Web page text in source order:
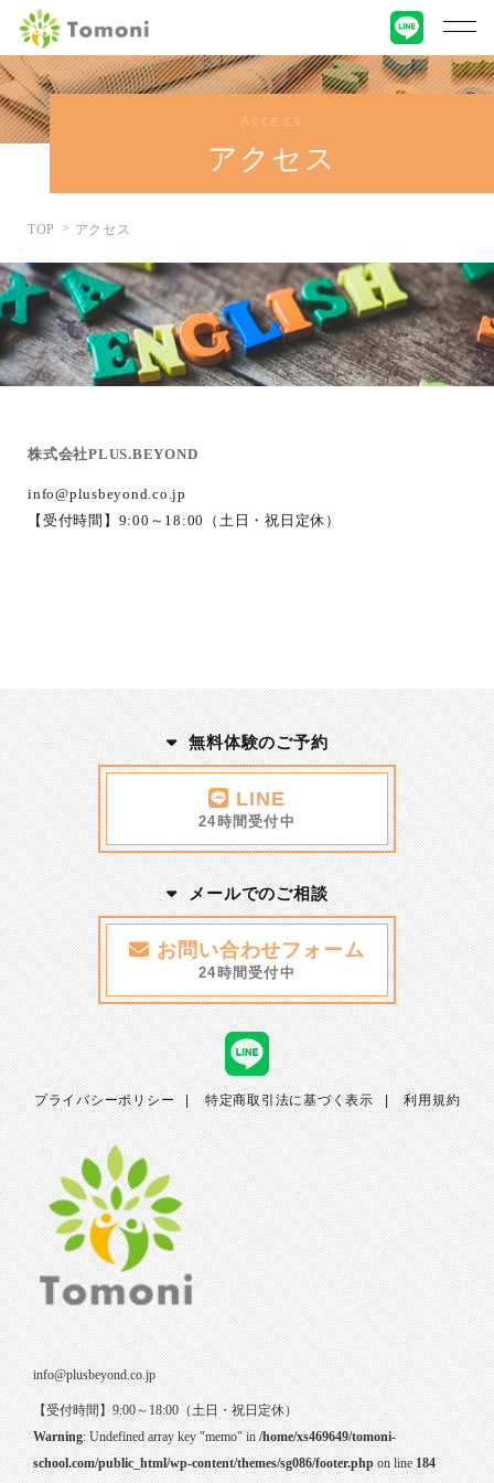
Access
アクセス
TOP アクセス
株式会社PLUS.BEYOND
info@plusbeyond.co.jp
【受付時間】9:00～18:00（土日・祝日定休）
無料体験のご予約
LINE
24時間受付中
メールでのご相談
お問い合わせフォーム
24時間受付中
プライバシーポリシー 特定商取引法に基づく表示 利用規約
info@plusbeyond.co.jp
【受付時間】9:00～18:00（土日・祝日定休）
Warning: Undefined array key "memo" in/home/xs469649/tomoni-
school.com/public_html/wp-content/themes/sg086/footer.phpon line184